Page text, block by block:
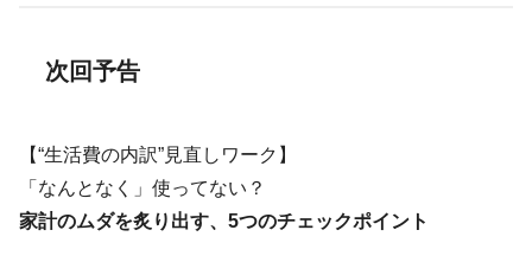
次回予告
【“生活費の内訳”見直しワーク】
「なんとなく」使ってない？
家計のムダを炙り出す、5つのチェックポイント